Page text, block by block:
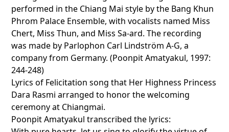
performed in the Chiang Mai style by the Bang Khun
Phrom Palace Ensemble, with vocalists named Miss
Chert, Miss Thun, and Miss Sa-ard. The recording
was made by Parlophon Carl Lindström A-G, a
company from Germany. (Poonpit Amatyakul, 1997:
244-248)
Lyrics of Felicitation song that Her Highness Princess
Dara Rasmi arranged to honor the welcoming
ceremony at Chiangmai.
Poonpit Amatyakul transcribed the lyrics: